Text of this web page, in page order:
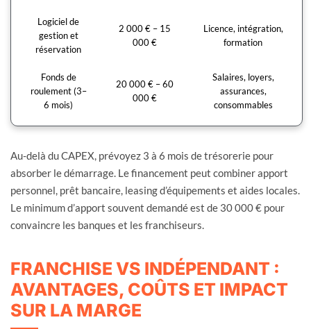
Logiciel de
gestion et
réservation
2 000 € – 15
000 €
Licence, intégration,
formation
Fonds de
roulement (3–
6 mois)
20 000 € – 60
000 €
Salaires, loyers,
assurances,
consommables
Au-delà du CAPEX, prévoyez 3 à 6 mois de trésorerie pour
absorber le démarrage. Le financement peut combiner apport
personnel, prêt bancaire, leasing d’équipements et aides locales.
Le minimum d’apport souvent demandé est de 30 000 € pour
convaincre les banques et les franchiseurs.
FRANCHISE VS INDÉPENDANT :
AVANTAGES, COÛTS ET IMPACT
SUR LA MARGE